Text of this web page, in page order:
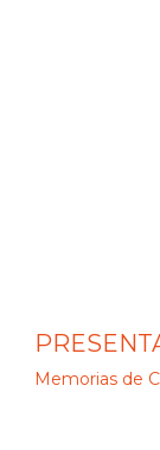
Memorias de